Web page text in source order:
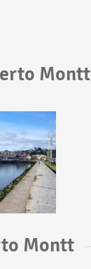
Montt
Montt